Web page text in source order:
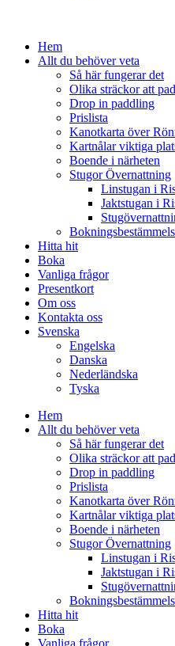
Hem
Allt du behöver veta
Så här fungerar det
Olika sträckor att
Drop in paddling
Prislista
Kanotkarta över
Kartnålar viktiga
Boende i närheten
Stugor Övernattning
Linstugan i
Jaktstugan i
Hitta hit
Boka
Vanliga frågor
Presentkort
Om oss
Kontakta oss
Svenska
Engelska
Danska
Nederländska
Tyska
Hem
Allt du behöver veta
Så här fungerar det
Olika sträckor att
Drop in paddling
Prislista
Kanotkarta över
Kartnålar viktiga
Boende i närheten
Stugor Övernattning
Linstugan i
Jaktstugan i
Hitta hit
Boka
Vanliga frågor